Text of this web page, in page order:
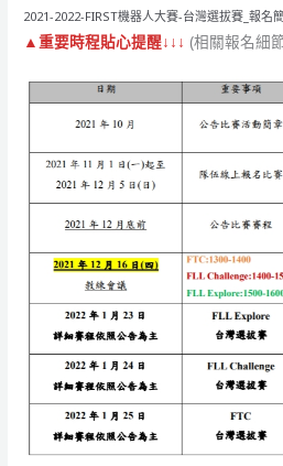
2021-2022-FIRST機器人大賽-台灣選拔賽_報名
▲重要時程貼心提醒↓↓↓ (相關報名細